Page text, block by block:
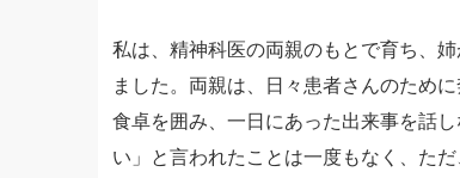
私は、精神科医の両親のもとで育ち、
ました。両親は、日々患者さんのため
食卓を囲み、一日にあった出来事を話
い」と言われたことは一度もなく、た